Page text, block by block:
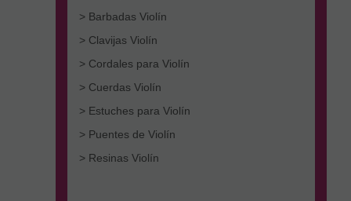
> Barbadas Violín
> Clavijas Violín
> Cordales para Violín
> Cuerdas Violín
> Estuches para Violín
> Puentes de Violín
> Resinas Violín